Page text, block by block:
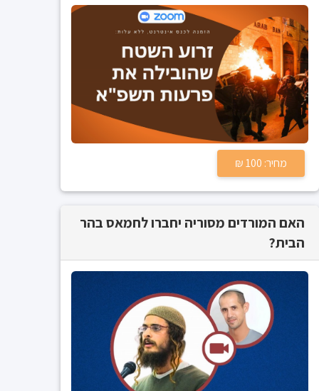
מחיר: 100 ₪
האם המורדים מסוריה יחברו לחמאס בהר
הבית?